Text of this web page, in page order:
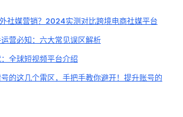
社媒营销？2024实测对比跨境电商社媒平台
营必知：六大常见误区解析
全球短视频平台介绍
的这几个雷区，手把手教你避开！提升账号的